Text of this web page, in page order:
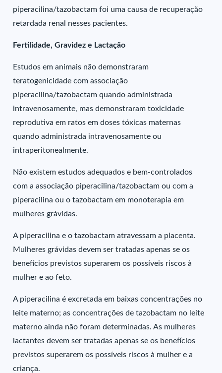
piperacilina/tazobactam foi uma causa de recuperação
retardada renal nesses pacientes.
Fertilidade, Gravidez e Lactação
Estudos em animais não demonstraram
teratogenicidade com associação
piperacilina/tazobactam quando administrada
intravenosamente, mas demonstraram toxicidade
reprodutiva em ratos em doses tóxicas maternas
quando administrada intravenosamente ou
intraperitonealmente.
Não existem estudos adequados e bem-controlados
com a associação piperacilina/tazobactam ou com a
piperacilina ou o tazobactam em monoterapia em
mulheres grávidas.
A piperacilina e o tazobactam atravessam a placenta.
Mulheres grávidas devem ser tratadas apenas se os
benefícios previstos superarem os possíveis riscos à
mulher e ao feto.
A piperacilina é excretada em baixas concentrações no
leite materno; as concentrações de tazobactam no leite
materno ainda não foram determinadas. As mulheres
lactantes devem ser tratadas apenas se os benefícios
previstos superarem os possíveis riscos à mulher e a
criança.